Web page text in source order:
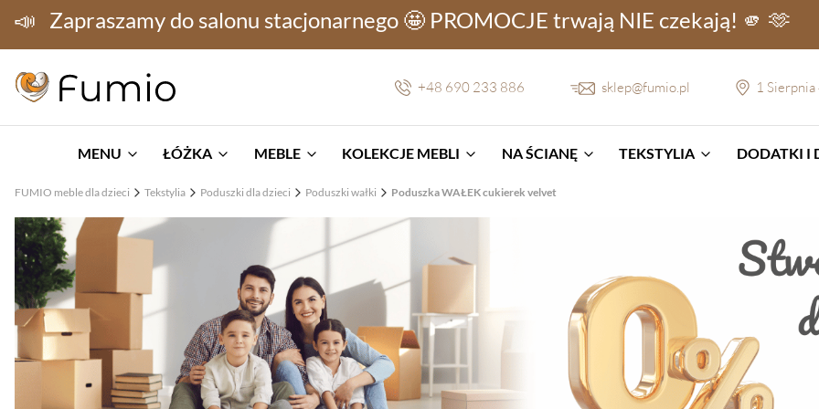
📣 Zapraszamy do salonu stacjonarnego 🤩 PROMOCJE trwają NIE czekają! 🫵 🫶
+48 690 233 886 sklep@fumio.pl 1 Sierpnia
MENU ŁÓŻKA MEBLE KOLEKCJE MEBLI NA ŚCIANĘ TEKSTYLIA DODATKI I
FUMIO meble dla dzieci Tekstylia Poduszki dla dzieci Poduszki wałki Poduszka WAŁEK cukierek velvet